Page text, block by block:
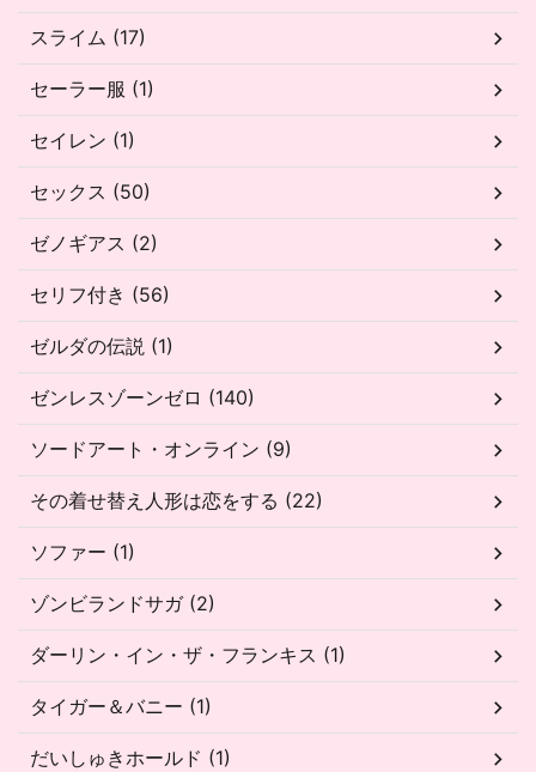
スライム (17)
セーラー服 (1)
セイレン (1)
セックス (50)
ゼノギアス (2)
セリフ付き (56)
ゼルダの伝説 (1)
ゼンレスゾーンゼロ (140)
ソードアート・オンライン (9)
その着せ替え人形は恋をする (22)
ソファー (1)
ゾンビランドサガ (2)
ダーリン・イン・ザ・フランキス (1)
タイガー＆バニー (1)
だいしゅきホールド (1)